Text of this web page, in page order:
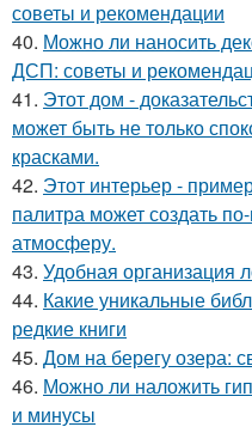
советы и рекомендации
40. Можно ли наносить
ДСП: советы и
41. Этот дом -
может быть не только
красками.
42. Этот интерьер -
палитра может создать
атмосферу.
43. Удобная организация
44. Какие уникальные
редкие книги
45. Дом на берегу озера:
46. Можно ли наложить
и минусы